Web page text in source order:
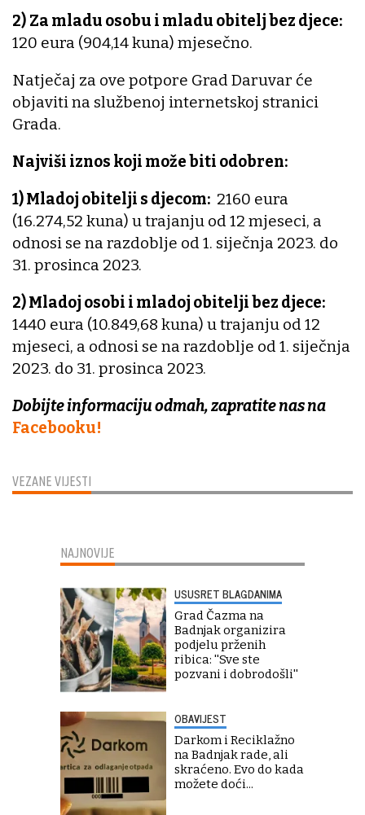
VEZANE VIJESTI
2) Za mladu osobu i mladu obitelj bez djece:
120 eura (904,14 kuna) mjesečno.
Natječaj za ove potpore Grad Daruvar će
objaviti na službenoj internetskoj stranici
Grada.
Najviši iznos koji može biti odobren:
1) Mladoj obitelji s djecom: 2160 eura
(16.274,52 kuna) u trajanju od 12 mjeseci, a
odnosi se na razdoblje od 1. siječnja 2023. do
31. prosinca 2023.
2) Mladoj osobi i mladoj obitelji bez djece:
1440 eura (10.849,68 kuna) u trajanju od 12
mjeseci, a odnosi se na razdoblje od 1. siječnja
2023. do 31. prosinca 2023.
Dobijte informaciju odmah, zapratite nas na
Facebooku!
NAJNOVIJE
USUSRET BLAGDANIMA
Grad Čazma na
Badnjak organizira
podjelu prženih
ribica: ''Sve ste
pozvani i dobrodošli''
OBAVIJEST
Darkom i Reciklažno
na Badnjak rade, ali
skraćeno. Evo do kada
možete doći...